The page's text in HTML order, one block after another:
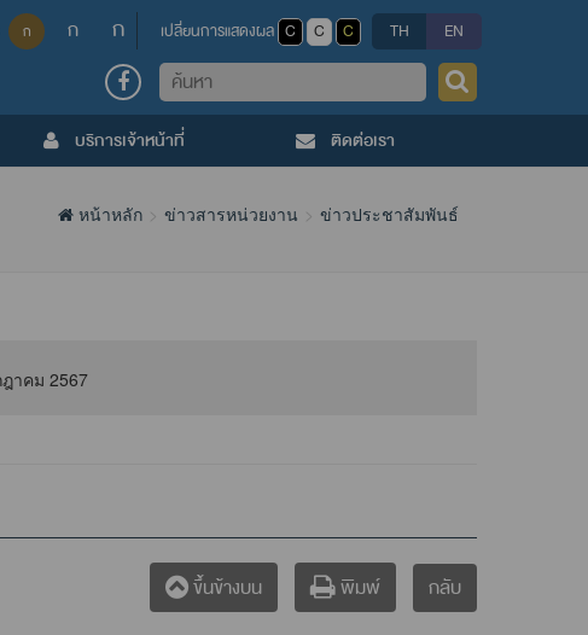
ก ก ก เปลี่ยนการแสดงผล C C C TH EN
ค้นหา
บริการเจ้าหน้าที่ ติดต่อเรา
หน้าหลัก ข่าวสารหน่วยงาน ข่าวประชาสัมพันธ์
ขึ้นข้างบน พิมพ์ กลับ